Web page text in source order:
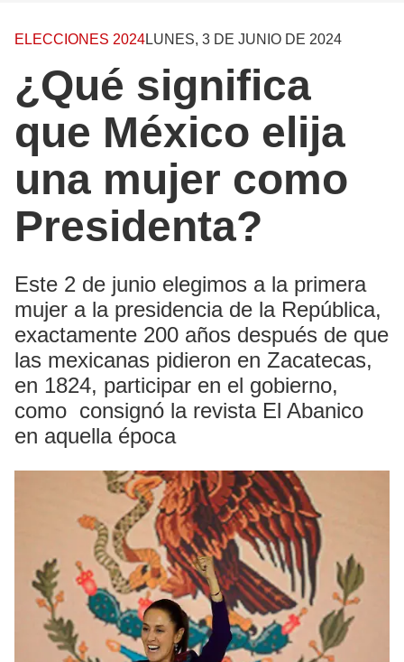
ELECCIONES 2024LUNES, 3 DE JUNIO DE 2024
¿Qué significa
que México elija
una mujer como
Presidenta?
Este 2 de junio elegimos a la primera
mujer a la presidencia de la República,
exactamente 200 años después de que
las mexicanas pidieron en Zacatecas,
en 1824, participar en el gobierno,
como consignó la revista El Abanico
en aquella época